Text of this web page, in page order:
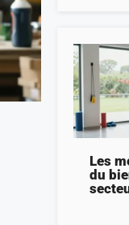
Les
du